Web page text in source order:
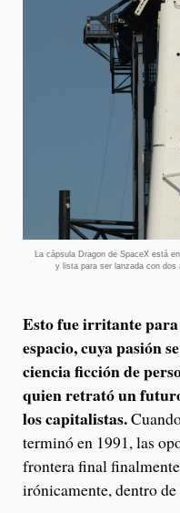
La cápsula Dragon de SpaceX está
y lista para ser lanzada con dos
Esto fue irritante para
espacio, cuya pasión
ciencia ficción de
quien retrató un
los capitalistas.
terminó en 1991, las
frontera final
irónicamente, dentro